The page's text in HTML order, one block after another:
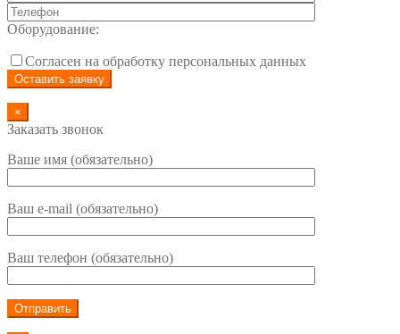
Оборудование:
Согласен на обработку персональных данных
×
Заказать звонок
Ваше имя (обязательно)
Ваш e-mail (обязательно)
Ваш телефон (обязательно)